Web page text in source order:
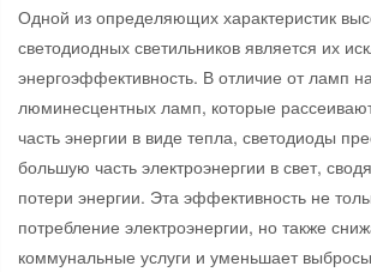
Одной из определяющих характеристик
светодиодных светильников является их
энергоэффективность. В отличие от ламп
люминесцентных ламп, которые
часть энергии в виде тепла, светодиоды
большую часть электроэнергии в свет,
потери энергии. Эта эффективность не
потребление электроэнергии, но также
коммунальные услуги и уменьшает выбросы